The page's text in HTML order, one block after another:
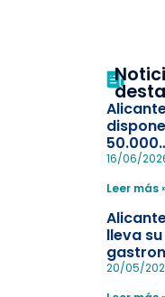
dispone
50.000
la
en las
playas
realiza
éxito un
16/06/
Leer más
lleva su
a
20/05/